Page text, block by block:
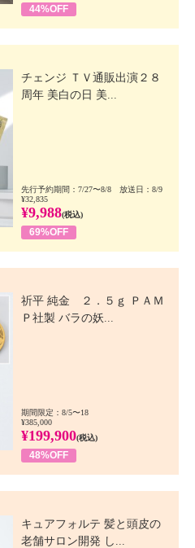
44%OFF
チェンジ ＴＶ通販出演２８
周年 美白の日 美...
先行予約期間：7/27〜8/8 放送日：8/9
¥32,835
¥9,988(税込)
69%OFF
祈平 純金 ２．５ｇ ＰＡＭ
Ｐ社製 バラの妖...
期間限定：8/5〜18
¥385,000
¥199,900(税込)
48%OFF
キュアフォルテ 髪と頭皮の
老舗サロン開発 し...